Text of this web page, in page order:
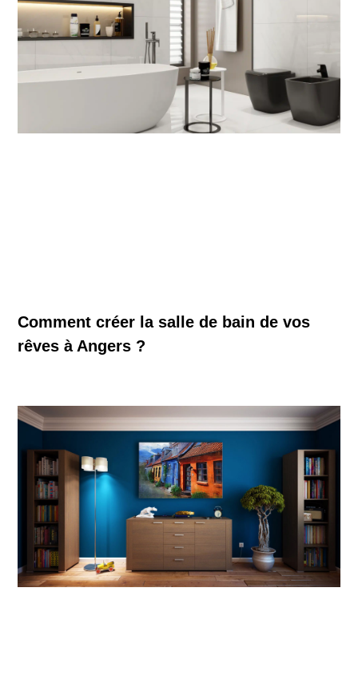
Comment créer la salle de bain de vos
rêves à Angers ?